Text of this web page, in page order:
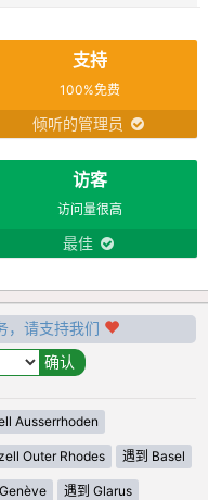
支持
100%免费
倾听的管理员
访客
访问量很高
最佳
，请支持我们
Ausserrhoden
Outer Rhodes 遇到 Basel
遇到 Glarus